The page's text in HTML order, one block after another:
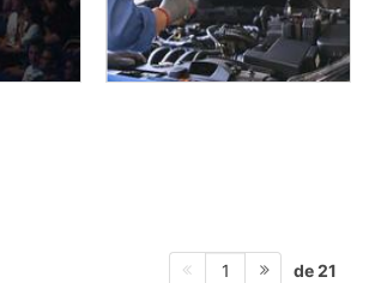
1 de 21